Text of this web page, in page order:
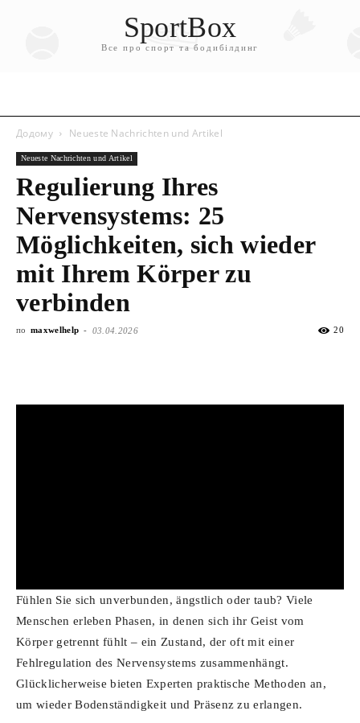
SportBox
Все про спорт та бодибілдинг
Додому Neueste Nachrichten und Artikel
Neueste Nachrichten und Artikel
Regulierung Ihres
Nervensystems: 25
Möglichkeiten, sich wieder
mit Ihrem Körper zu
verbinden
по maxwelhelp - 03.04.2026 20
Fühlen Sie sich unverbunden, ängstlich oder taub? Viele
Menschen erleben Phasen, in denen sich ihr Geist vom
Körper getrennt fühlt – ein Zustand, der oft mit einer
Fehlregulation des Nervensystems zusammenhängt.
Glücklicherweise bieten Experten praktische Methoden an,
um wieder Bodenständigkeit und Präsenz zu erlangen.